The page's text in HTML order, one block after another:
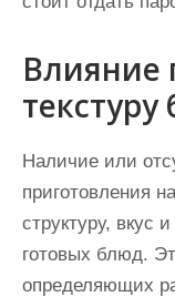
Влияние
Наличие или
приготовления
структуру, вкус
готовых блюд.
определяющих